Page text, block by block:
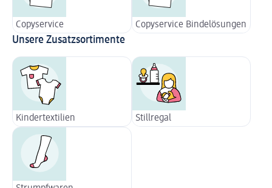
Copyservice Copyservice Bindelösungen
Unsere Zusatzsortimente
Kindertextilien Stillregal